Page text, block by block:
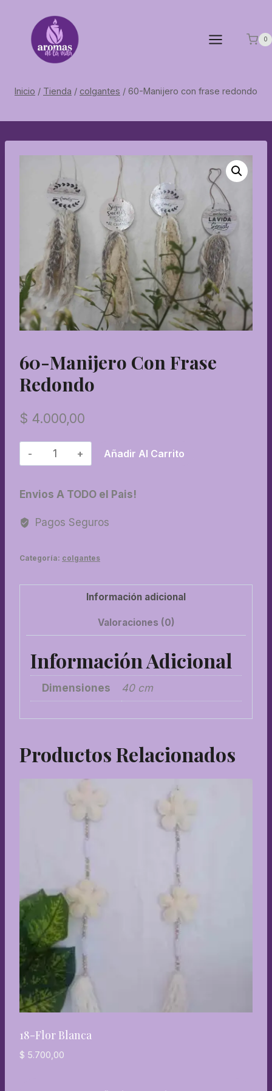
contenido
0
Inicio / Tienda / colgantes / 60-Manijero con frase redondo
60-Manijero Con Frase
Redondo
$ 4.000,00
60-
Manijero
frase
redondo
cantidad
Añadir Al Carrito
Envios A TODO el Pais!
Pagos Seguros
Categoría: colgantes
Información adicional
Valoraciones (0)
Información Adicional
Dimensiones 40 cm
Productos Relacionados
18-Flor Blanca
$ 5.700,00